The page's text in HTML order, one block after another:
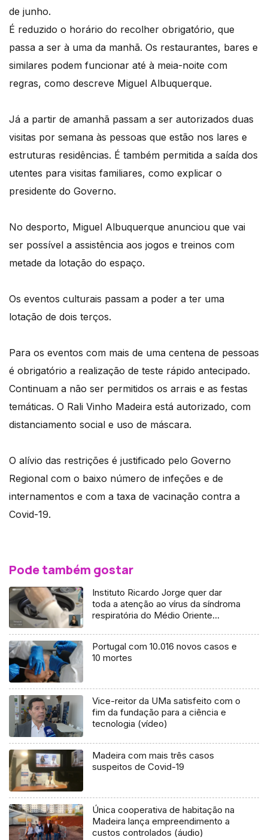
de junho.
É reduzido o horário do recolher obrigatório, que
passa a ser à uma da manhã. Os restaurantes, bares e
similares podem funcionar até à meia-noite com
regras, como descreve Miguel Albuquerque.
Já a partir de amanhã passam a ser autorizados duas
visitas por semana às pessoas que estão nos lares e
estruturas residências. É também permitida a saída dos
utentes para visitas familiares, como explicar o
presidente do Governo.
No desporto, Miguel Albuquerque anunciou que vai
ser possível a assistência aos jogos e treinos com
metade da lotação do espaço.
Os eventos culturais passam a poder a ter uma
lotação de dois terços.
Para os eventos com mais de uma centena de pessoas
é obrigatório a realização de teste rápido antecipado.
Continuam a não ser permitidos os arrais e as festas
temáticas. O Rali Vinho Madeira está autorizado, com
distanciamento social e uso de máscara.
O alívio das restrições é justificado pelo Governo
Regional com o baixo número de infeções e de
internamentos e com a taxa de vacinação contra a
Covid-19.
Pode também gostar
Instituto Ricardo Jorge quer dar
toda a atenção ao vírus da síndroma
respiratória do Médio Oriente
Portugal com 10.016 novos casos e
10 mortes
Vice-reitor da UMa satisfeito com o
fim da fundação para a ciência e
tecnologia (vídeo)
Madeira com mais três casos
suspeitos de Covid-19
Única cooperativa de habitação na
Madeira lança empreendimento a
custos controlados (áudio)